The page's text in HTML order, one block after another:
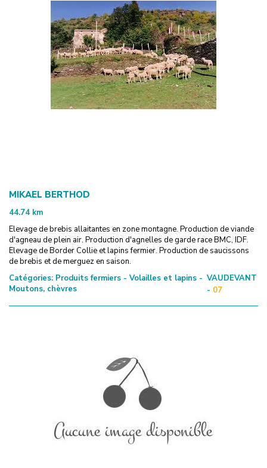
MIKAEL BERTHOD
44.74 km
Elevage de brebis allaitantes en zone montagne. Production de viande
d'agneau de plein air. Production d'agnelles de garde race BMC, IDF.
Elevage de Border Collie et lapins fermier. Production de saucissons
de brebis et de merguez en saison.
Catégories: Produits fermiers - Volailles et lapins -
Moutons, chèvres
VAUDEVANT
- 07